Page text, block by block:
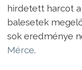
hirdetett harcot
balesetek
sok eredménye
Mérce.